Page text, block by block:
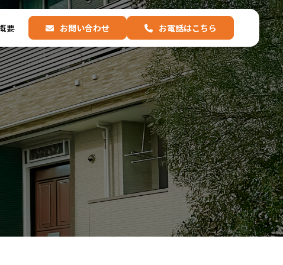
要 お問い合わせ お電話はこちら